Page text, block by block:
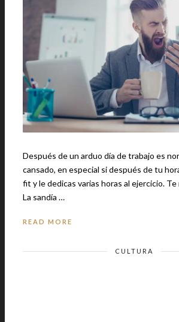
Después de un arduo día de trabajo es
cansado, en especial si después de tu
fit y le dedicas varias horas al ejercicio. Te recomendamos:
La sandía …
READ MORE
CULTURA